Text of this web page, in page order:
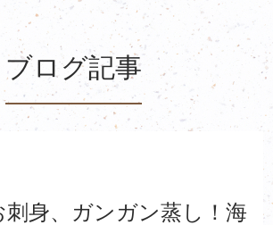
ブログ記事
刺身、ガンガン蒸し！海